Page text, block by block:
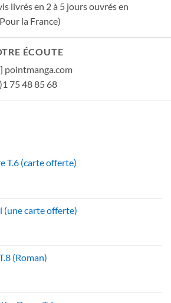
livrés en 2 à 5 jours ouvrés en
la France)
ÉCOUTE
pointmanga.com
75 48 85 68
T.6 (carte offerte)
(une carte offerte)
(Roman)